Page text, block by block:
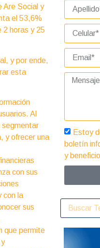
Are Social y
el 53,6%
2 horas y 25
y por ende,
esta
Al
segmentar
y ofrecer una
con sus
con la
sus
que permite
Estoy
boletín
y